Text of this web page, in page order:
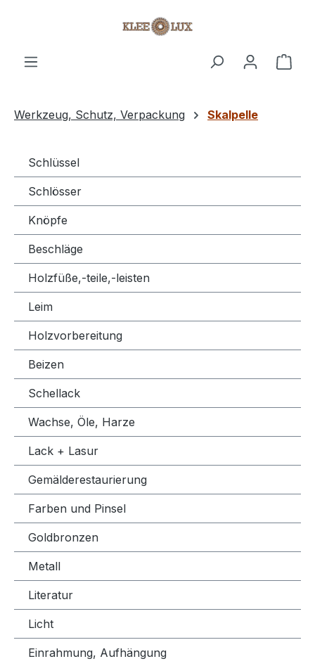
Werkzeug, Schutz, Verpackung Skalpelle
Schlüssel
Schlösser
Knöpfe
Beschläge
Holzfüße,-teile,-leisten
Leim
Holzvorbereitung
Beizen
Schellack
Wachse, Öle, Harze
Lack + Lasur
Gemälderestaurierung
Farben und Pinsel
Goldbronzen
Metall
Literatur
Licht
Einrahmung, Aufhängung